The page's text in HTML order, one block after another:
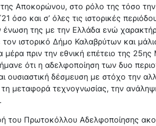
της Αποκορώνου, στο ρόλο της τόσο
όσο και σ’ όλες τις ιστορικές
ένωση της με την Ελλάδα ενώ
ιστορικό Δήμο Καλαβρύτων και
μέρα πριν την εθνική επέτειο της
ότι η αδελφοποίηση των δυο
ουσιαστική δέσμευση με στόχο την
μεταφορά τεχνογνωσίας, την
του Πρωτοκόλλου Αδελφοποίησης